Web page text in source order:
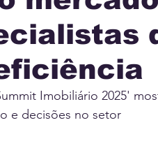
Imobiliário 2025'
e decisões no setor